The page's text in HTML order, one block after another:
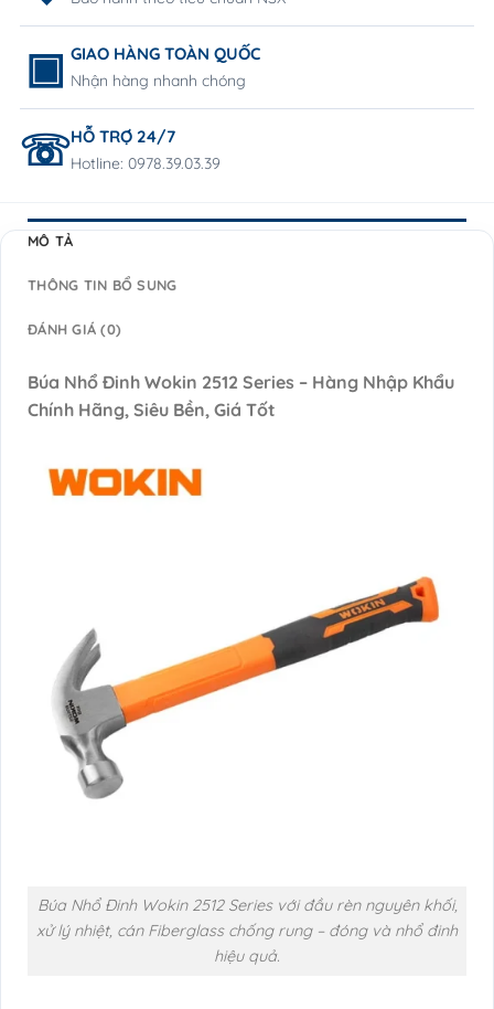
GIAO HÀNG TOÀN QUỐC
Nhận hàng nhanh chóng
HỖ TRỢ 24/7
Hotline: 0978.39.03.39
MÔ TẢ
THÔNG TIN BỔ SUNG
ĐÁNH GIÁ (0)
Búa Nhổ Đinh Wokin 2512 Series – Hàng Nhập Khẩu
Chính Hãng, Siêu Bền, Giá Tốt
Búa Nhổ Đinh Wokin 2512 Series với đầu rèn nguyên khối,
xử lý nhiệt, cán Fiberglass chống rung – đóng và nhổ đinh
hiệu quả.